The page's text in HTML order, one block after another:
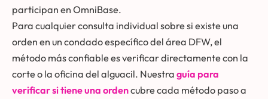
participan en OmniBase.
Para cualquier consulta individual sobre si existe una
orden en un condado específico del área DFW, el
método más confiable es verificar directamente con la
corte o la oficina del alguacil. Nuestra guía para
verificar si tiene una ordencubre cada método paso a